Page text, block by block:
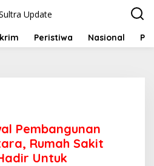
Peristiwa Nasional
Pembangunan
Rumah Sakit
Untuk